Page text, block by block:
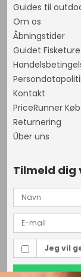
Guides til
Om os
Åbningstider
Guidet Fisketure
Kontakt
PriceRunner
Returnering
Über uns
Tilmeld dig
Jeg vil